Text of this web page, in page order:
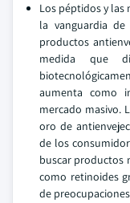
Los péptidos y las
la vanguardia
productos
medida que
aumenta como
mercado masivo.
oro de
de los
buscar productos
como retinoides
de